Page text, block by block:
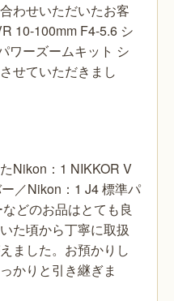
わせいただいたお客
10-100mm F4-5.6 シ
ワーズームキット シ
せていただきまし
Nikon：1 NIKKOR V
／Nikon：1 J4 標準パ
どのお品はとても良
た頃から丁寧に取扱
ました。お預かりし
かりと引き継ぎま